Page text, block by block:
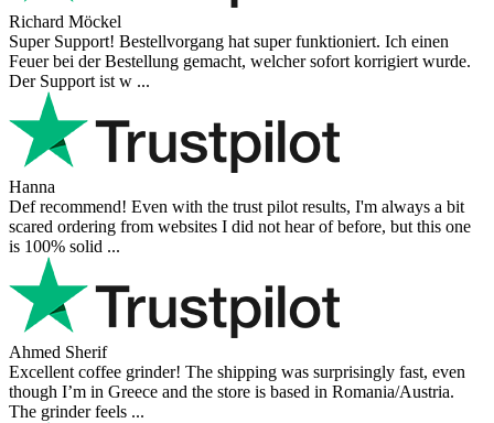
Richard Möckel
Super Support! Bestellvorgang hat super funktioniert. Ich einen
Feuer bei der Bestellung gemacht, welcher sofort korrigiert wurde.
Der Support ist w ...
Hanna
Def recommend! Even with the trust pilot results, I'm always a bit
scared ordering from websites I did not hear of before, but this one
is 100% solid ...
Ahmed Sherif
Excellent coffee grinder! The shipping was surprisingly fast, even
though I’m in Greece and the store is based in Romania/Austria.
The grinder feels ...